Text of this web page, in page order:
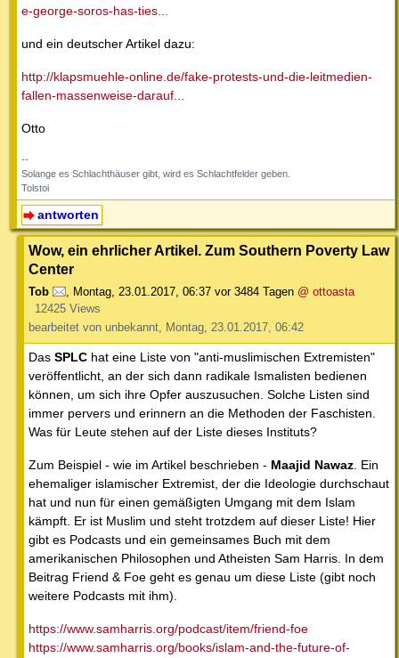
e-george-soros-has-ties...
und ein deutscher Artikel dazu:
http://klapsmuehle-online.de/fake-protests-und-die-leitmedien-
fallen-massenweise-darauf...
Otto
--
Solange es Schlachthäuser gibt, wird es Schlachtfelder geben.
Tolstoi
antworten
Wow, ein ehrlicher Artikel. Zum Southern Poverty Law
Center
Tob , Montag, 23.01.2017, 06:37 vor 3484 Tagen @ ottoasta
12425 Views
bearbeitet von unbekannt, Montag, 23.01.2017, 06:42
Das SPLC hat eine Liste von "anti-muslimischen Extremisten"
veröffentlicht, an der sich dann radikale Ismalisten bedienen
können, um sich ihre Opfer auszusuchen. Solche Listen sind
immer pervers und erinnern an die Methoden der Faschisten.
Was für Leute stehen auf der Liste dieses Instituts?
Zum Beispiel - wie im Artikel beschrieben - Maajid Nawaz . Ein
ehemaliger islamischer Extremist, der die Ideologie durchschaut
hat und nun für einen gemäßigten Umgang mit dem Islam
kämpft. Er ist Muslim und steht trotzdem auf dieser Liste! Hier
gibt es Podcasts und ein gemeinsames Buch mit dem
amerikanischen Philosophen und Atheisten Sam Harris. In dem
Beitrag Friend & Foe geht es genau um diese Liste (gibt noch
weitere Podcasts mit ihm).
https://www.samharris.org/podcast/item/friend-foe
https://www.samharris.org/books/islam-and-the-future-of-